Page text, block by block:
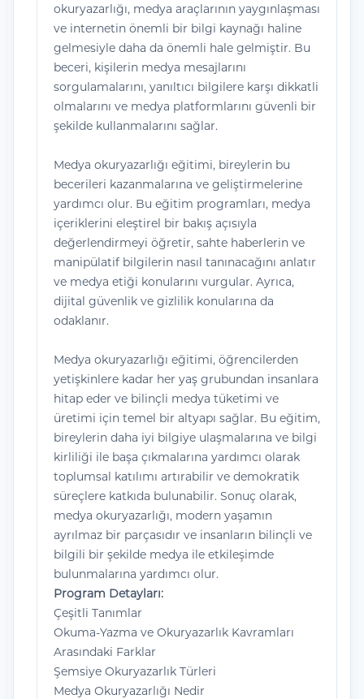
okuryazarlığı, medya araçlarının yaygınlaşması
ve internetin önemli bir bilgi kaynağı haline
gelmesiyle daha da önemli hale gelmiştir. Bu
beceri, kişilerin medya mesajlarını
sorgulamalarını, yanıltıcı bilgilere karşı dikkatli
olmalarını ve medya platformlarını güvenli bir
şekilde kullanmalarını sağlar.
Medya okuryazarlığı eğitimi, bireylerin bu
becerileri kazanmalarına ve geliştirmelerine
yardımcı olur. Bu eğitim programları, medya
içeriklerini eleştirel bir bakış açısıyla
değerlendirmeyi öğretir, sahte haberlerin ve
manipülatif bilgilerin nasıl tanınacağını anlatır
ve medya etiği konularını vurgular. Ayrıca,
dijital güvenlik ve gizlilik konularına da
odaklanır.
Medya okuryazarlığı eğitimi, öğrencilerden
yetişkinlere kadar her yaş grubundan insanlara
hitap eder ve bilinçli medya tüketimi ve
üretimi için temel bir altyapı sağlar. Bu eğitim,
bireylerin daha iyi bilgiye ulaşmalarına ve bilgi
kirliliği ile başa çıkmalarına yardımcı olarak
toplumsal katılımı artırabilir ve demokratik
süreçlere katkıda bulunabilir. Sonuç olarak,
medya okuryazarlığı, modern yaşamın
ayrılmaz bir parçasıdır ve insanların bilinçli ve
bilgili bir şekilde medya ile etkileşimde
bulunmalarına yardımcı olur.
Program Detayları:
Çeşitli Tanımlar
Okuma-Yazma ve Okuryazarlık Kavramları
Arasındaki Farklar
Şemsiye Okuryazarlık Türleri
Medya Okuryazarlığı Nedir